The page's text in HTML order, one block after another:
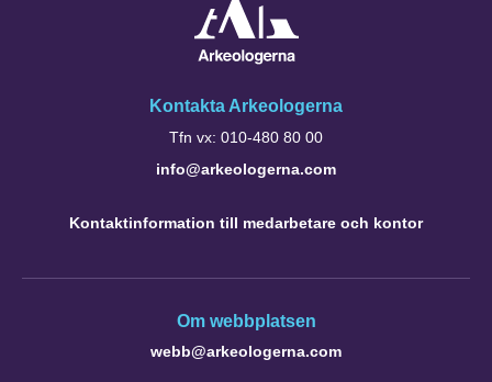
Kontakta Arkeologerna
Tfn vx: 010-480 80 00
info@arkeologerna.com
Kontaktinformation till medarbetare och kontor
Om webbplatsen
webb@arkeologerna.com